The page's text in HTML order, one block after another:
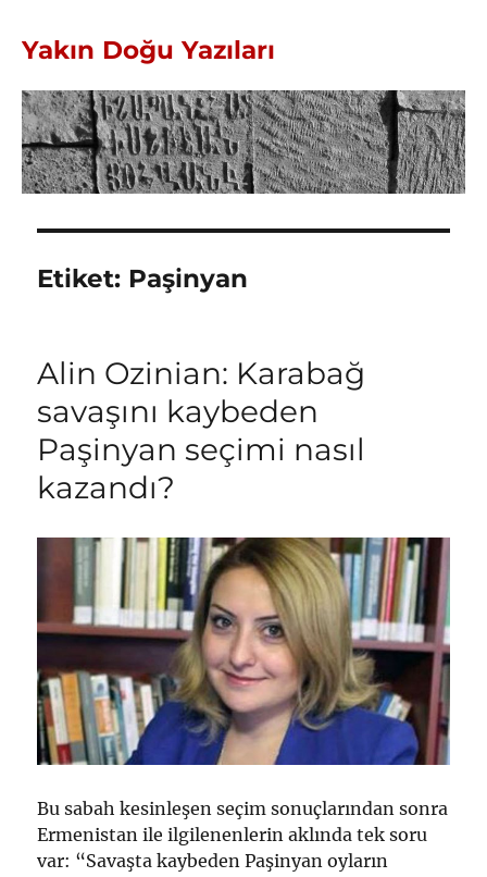
Yakın Doğu Yazıları
Etiket: Paşinyan
Alin Ozinian: Karabağ
savaşını kaybeden
Paşinyan seçimi nasıl
kazandı?
Bu sabah kesinleşen seçim sonuçlarından sonra
Ermenistan ile ilgilenenlerin aklında tek soru
var: “Savaşta kaybeden Paşinyan oyların